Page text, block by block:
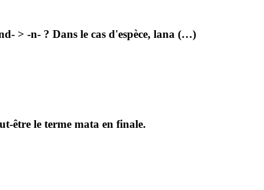
> -n- ? Dans le cas d'espèce, lana (…)
être le terme mata en finale.